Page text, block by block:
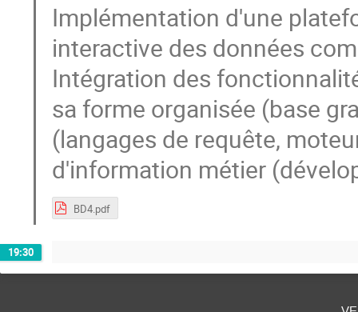
Implémentation d'une
interactive des données
Intégration des
sa forme organisée (base
(langages de requête,
d'information métier
BD4.pdf
19:30